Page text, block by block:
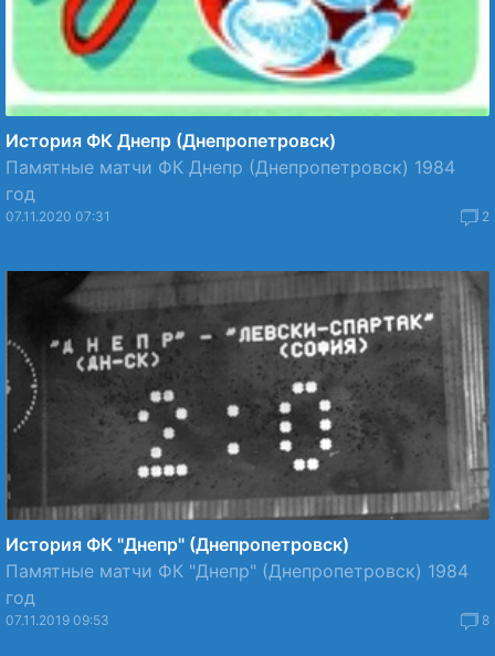
История ФК Днепр (Днепропетровск)
Памятные матчи ФК Днепр (Днепропетровск) 1984
год
07.11.2020 07:31 2
История ФК "Днепр" (Днепропетровск)
Памятные матчи ФК "Днепр" (Днепропетровск) 1984
год
07.11.2019 09:53 8